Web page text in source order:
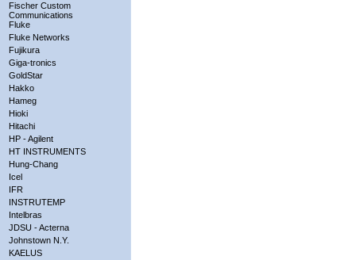
Fischer Custom
Communications
Fluke
Fluke Networks
Fujikura
Giga-tronics
GoldStar
Hakko
Hameg
Hioki
Hitachi
HP - Agilent
HT INSTRUMENTS
Hung-Chang
Icel
IFR
INSTRUTEMP
Intelbras
JDSU - Acterna
Johnstown N.Y.
KAELUS